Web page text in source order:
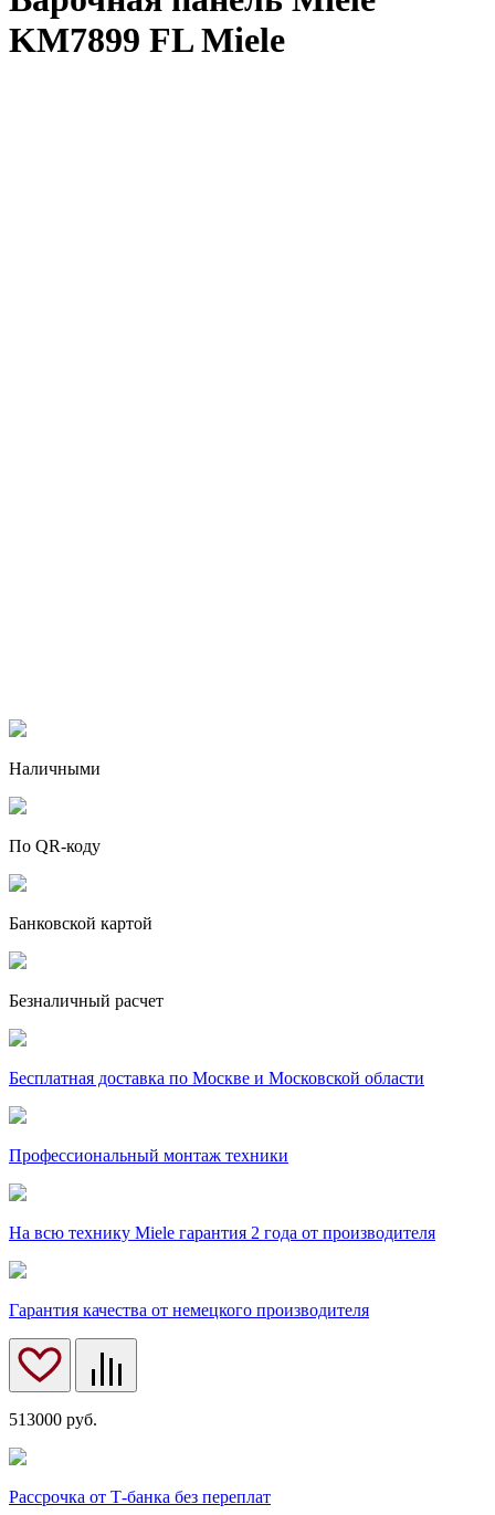
KM7899 FL Miele
Наличными
По QR-коду
Банковской картой
Безналичный расчет
Бесплатная доставка по Москве и Московской области
Профессиональный монтаж техники
На всю технику Miele гарантия 2 года от производителя
Гарантия качества от немецкого производителя
513000 руб.
Рассрочка от Т-банка без переплат